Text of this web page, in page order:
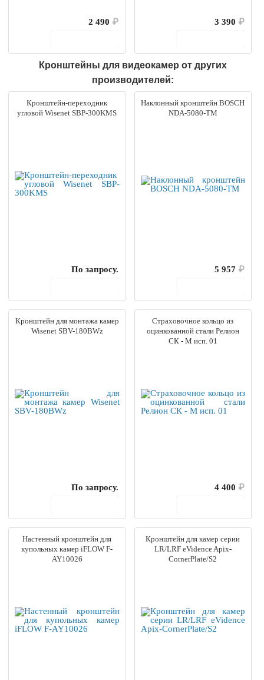
2 490 ₽
3 390 ₽
Кронштейны для видеокамер от других
производителей:
Кронштейн-переходник
угловой Wisenet SBP-300KMS
По запросу.
Наклонный кронштейн BOSCH
NDA-5080-TM
5 957 ₽
Кронштейн для монтажа камер
Wisenet SBV-180BWz
По запросу.
Страховочное кольцо из
оцинкованной стали Релион
СК - М исп. 01
4 400 ₽
Настенный кронштейн для
купольных камер iFLOW F-
AY10026
Кронштейн для камер серии
LR/LRF eVidence Apix-
CornerPlate/S2